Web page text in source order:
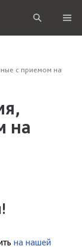
с приемом на
на
на нашей